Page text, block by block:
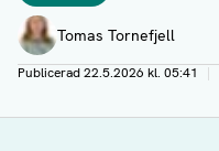
Författare
Tomas Tornefjell
Visa profil
Publicerad22.5.2026 kl. 05:41 |